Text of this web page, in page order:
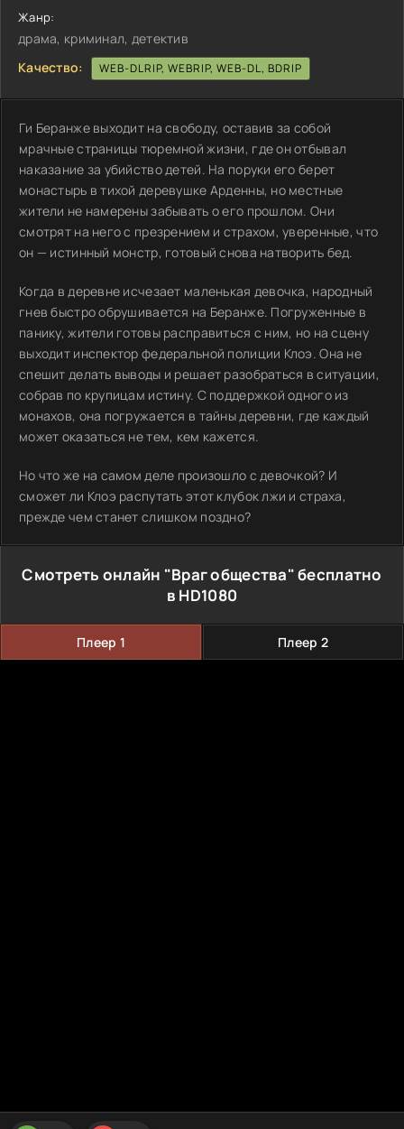
Жанр:
драма, криминал, детектив
Качество:
WEB-DLRIP, WEBRIP, WEB-DL, BDRIP
Ги Беранже выходит на свободу, оставив за собой
мрачные страницы тюремной жизни, где он отбывал
наказание за убийство детей. На поруки его берет
монастырь в тихой деревушке Арденны, но местные
жители не намерены забывать о его прошлом. Они
смотрят на него с презрением и страхом, уверенные, что
он — истинный монстр, готовый снова натворить бед.
Когда в деревне исчезает маленькая девочка, народный
гнев быстро обрушивается на Беранже. Погруженные в
панику, жители готовы расправиться с ним, но на сцену
выходит инспектор федеральной полиции Клоэ. Она не
спешит делать выводы и решает разобраться в ситуации,
собрав по крупицам истину. С поддержкой одного из
монахов, она погружается в тайны деревни, где каждый
может оказаться не тем, кем кажется.
Но что же на самом деле произошло с девочкой? И
сможет ли Клоэ распутать этот клубок лжи и страха,
прежде чем станет слишком поздно?
Смотреть онлайн "Враг общества" бесплатно
в HD1080
Плеер 1 Плеер 2